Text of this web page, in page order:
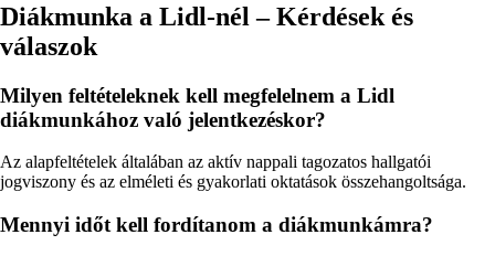
Diákmunka a Lidl-nél – Kérdések és
válaszok
Milyen feltételeknek kell megfelelnem a Lidl
diákmunkához való jelentkezéskor?
Az alapfeltételek általában az aktív nappali tagozatos hallgatói
jogviszony és az elméleti és gyakorlati oktatások összehangoltsága.
Mennyi időt kell fordítanom a diákmunkámra?